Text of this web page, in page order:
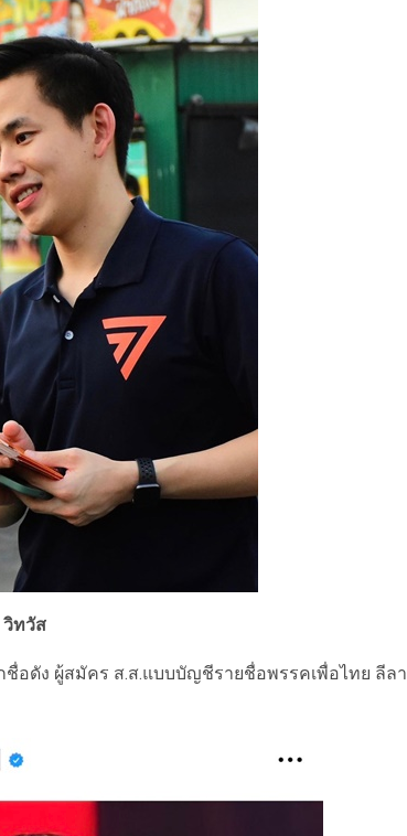
ทวัส
ชื่อดัง ผู้สมัคร ส.ส.แบบบัญชีรายชื่อพรรคเพื่อไทย ลีลา